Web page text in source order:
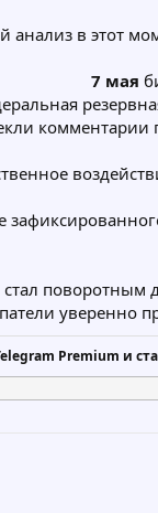
анализ в этот
7 мая
комментарии
стал поворотным
уверенно
Premium и